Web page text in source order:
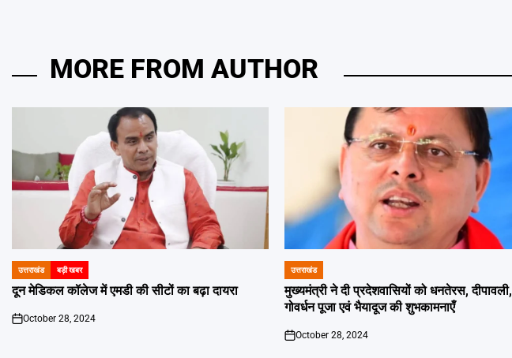
MORE FROM AUTHOR
POSTED
IN
उत्तराखंड बड़ी खबर
दून मेडिकल कॉलेज में एमडी की सीटों का बढ़ा दायरा
on
October 28, 2024
POSTED
IN
उत्तराखंड
मुख्यमंत्री ने दी प्रदेशवासियों को धनतेरस, दीपावली,
गोवर्धन पूजा एवं भैयादूज की शुभकामनाएँ
on
October 28, 2024